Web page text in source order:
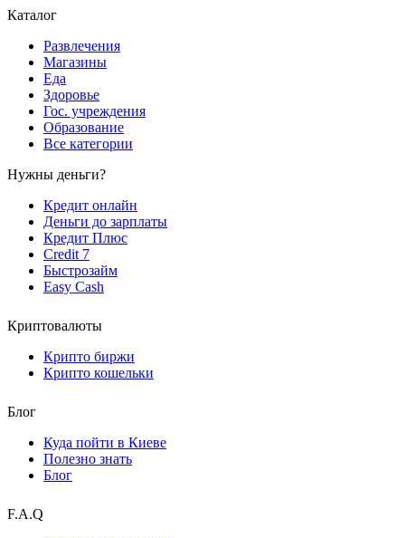
Каталог
Развлечения
Магазины
Еда
Здоровье
Гос. учреждения
Образование
Все категории
Нужны деньги?
Кредит онлайн
Деньги до зарплаты
Кредит Плюс
Credit 7
Быстрозайм
Easy Cash
Криптовалюты
Крипто биржи
Крипто кошельки
Блог
Куда пойти в Киеве
Полезно знать
Блог
F.A.Q